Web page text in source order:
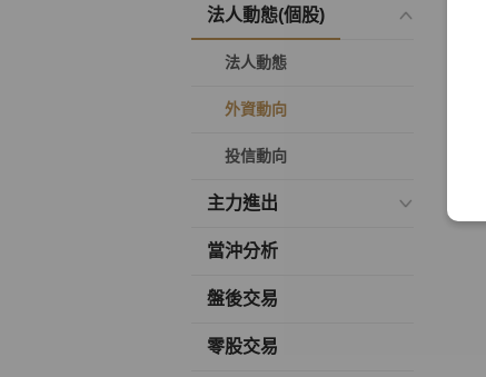
法人動態(個股)
法人動態
外資動向
投信動向
主力進出
當沖分析
盤後交易
零股交易